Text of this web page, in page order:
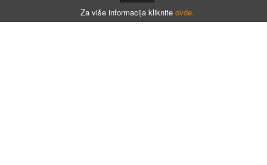
Za više informacija kliknite ovde.
Kalkulatori